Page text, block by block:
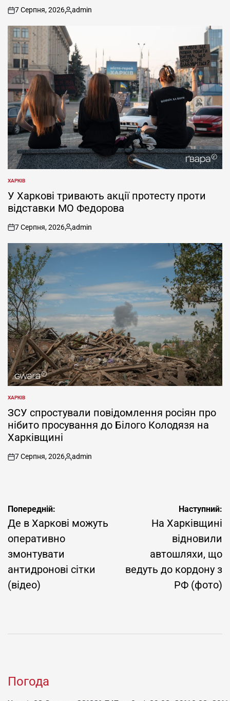
on
7 Серпня, 2026
Опубліковано
admin
ОПУБЛІКУВАТИ
У
ХАРКІВ
У Харкові тривають акції протесту проти
відставки МО Федорова
on
7 Серпня, 2026
Опубліковано
admin
ОПУБЛІКУВАТИ
У
ХАРКІВ
ЗСУ спростували повідомлення росіян про
нібито просування до Білого Колодязя на
Харківщині
on
7 Серпня, 2026
Опубліковано
admin
Навігація
записів
Попередній:
Де в Харкові можуть
оперативно
змонтувати
антидронові сітки
(відео)
Наступний:
На Харківщині
відновили
автошляхи, що
ведуть до кордону з
РФ (фото)
Погода